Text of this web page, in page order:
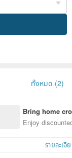
ทั้งหมด (2)
Bring home
n with ease
Enjoy
รายละเอี